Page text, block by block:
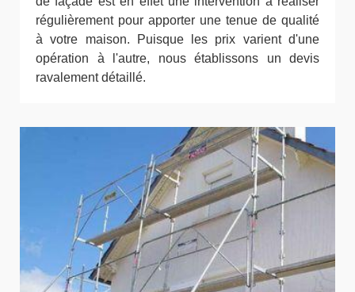
régulièrement pour apporter une tenue de qualité
à votre maison. Puisque les prix varient d'une
opération à l'autre, nous établissons un devis
ravalement détaillé.